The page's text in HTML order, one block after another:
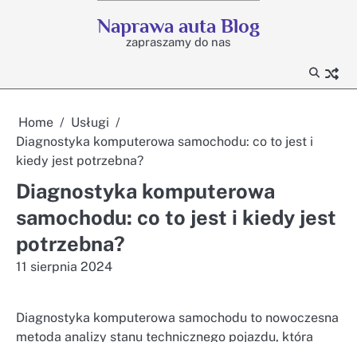
Naprawa auta Blog
zapraszamy do nas
Home
Usługi
Diagnostyka komputerowa samochodu: co to jest i
kiedy jest potrzebna?
Diagnostyka komputerowa
samochodu: co to jest i kiedy jest
potrzebna?
11 sierpnia 2024
Diagnostyka komputerowa samochodu to nowoczesna
metoda analizy stanu technicznego pojazdu, która